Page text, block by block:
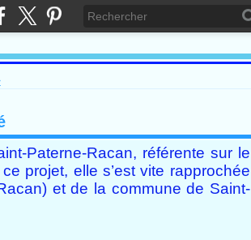
Paterne-Racan, référente sur le
projet, elle s’est vite rapprochée
et de la commune de Saint-